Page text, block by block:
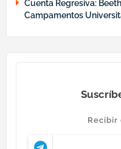
Cuenta Regresiva:
Campamentos
Recibir